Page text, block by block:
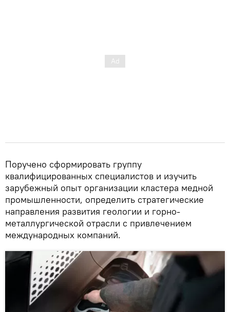
Поручено сформировать группу
квалифицированных специалистов и изучить
зарубежный опыт организации кластера медной
промышленности, определить стратегические
направления развития геологии и горно-
металлургической отрасли с привлечением
международных компаний.